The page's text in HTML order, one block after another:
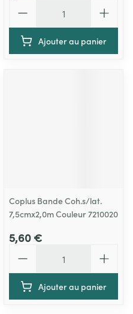
Ajouter au panier
Coplus Bande Coh.s/lat.
7,5cmx2,0m Couleur 7210020
5,60 €
Ajouter au panier